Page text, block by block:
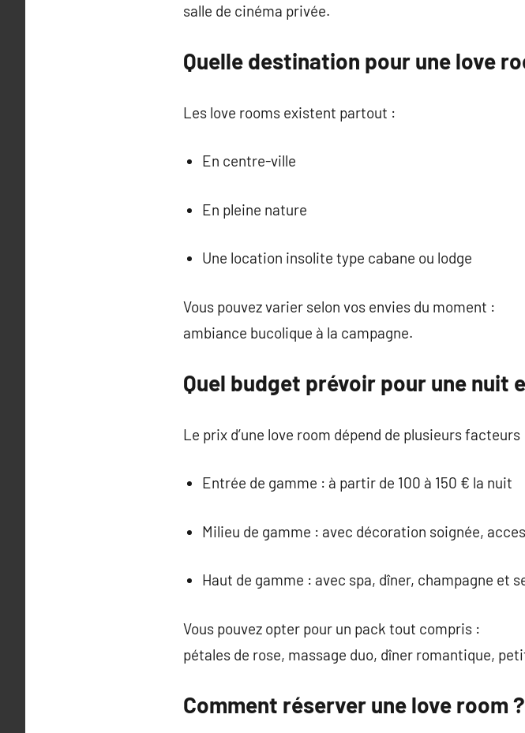
salle de cinéma privée.
Quelle destination pour une love
Les love rooms existent partout :
En centre-ville
En pleine nature
Une location insolite type cabane ou lodge
Vous pouvez varier selon vos envies du moment :
ambiance bucolique à la campagne.
Quel budget prévoir pour une nuit
Le prix d’une love room dépend de plusieurs facteurs
Entrée de gamme : à partir de 100 à 150 € la nuit
Milieu de gamme : avec décoration soignée,
Haut de gamme : avec spa, dîner, champagne et
Vous pouvez opter pour un pack tout compris :
pétales de rose, massage duo, dîner romantique,
Comment réserver une love room ?